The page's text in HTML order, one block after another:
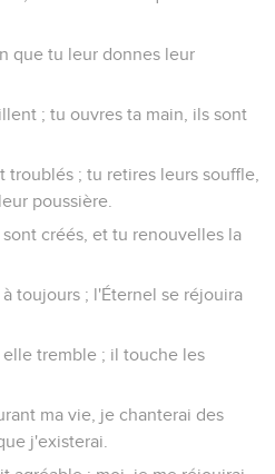
que tu leur donnes leur
; tu ouvres ta main, ils sont
troublés ; tu retires leurs souffle,
poussière.
créés, et tu renouvelles la
toujours ; l'Éternel se réjouira
tremble ; il touche les
ma vie, je chanterai des
j'existerai.